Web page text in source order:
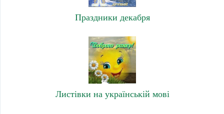
Праздники декабря
Листівки на українській мові